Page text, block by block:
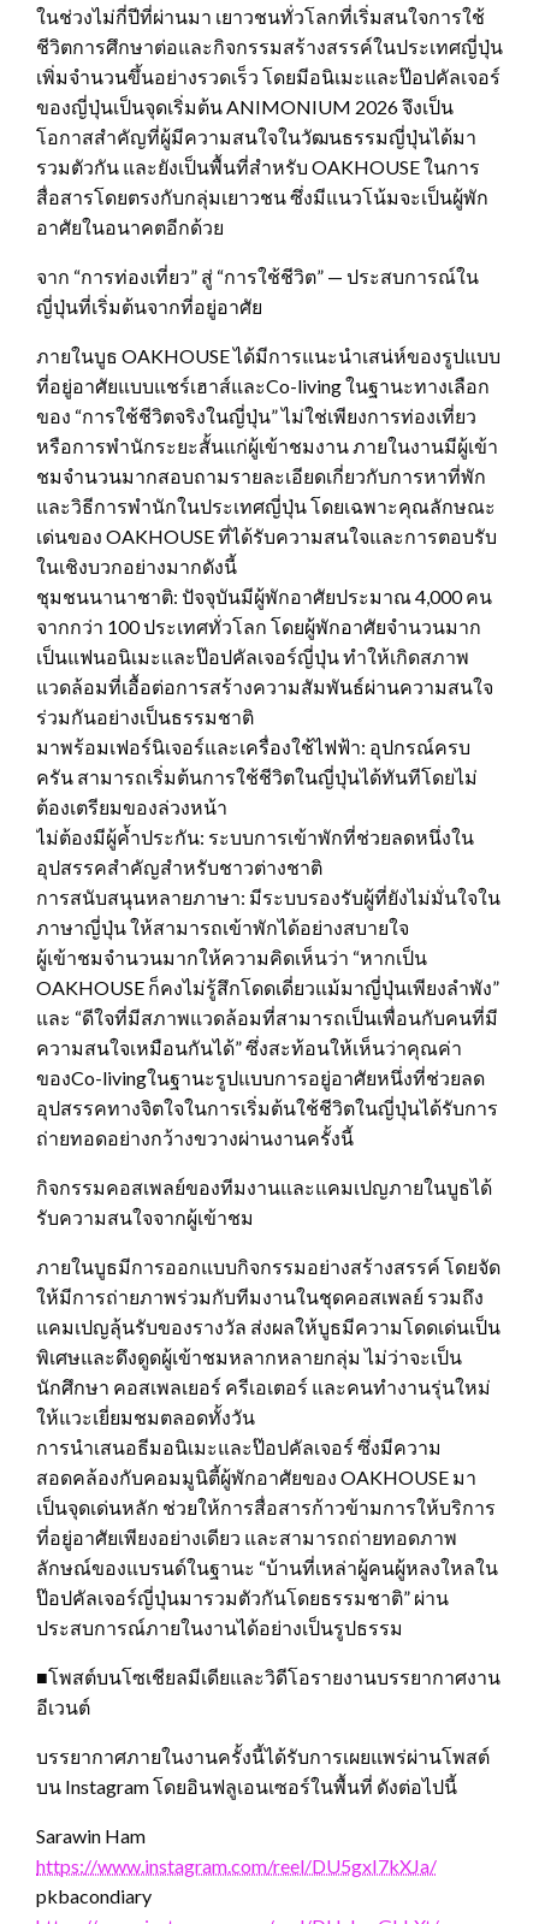
ในช่วงไม่กี่ปีที่ผ่านมา เยาวชนทั่วโลกที่เริ่มสนใจการใช้
ชีวิตการศึกษาต่อและกิจกรรมสร้างสรรค์ในประเทศญี่ปุ่น
เพิ่มจำนวนขึ้นอย่างรวดเร็ว โดยมีอนิเมะและป๊อปคัลเจอร์
ของญี่ปุ่นเป็นจุดเริ่มต้น ANIMONIUM 2026 จึงเป็น
โอกาสสำคัญที่ผู้มีความสนใจในวัฒนธรรมญี่ปุ่นได้มา
รวมตัวกัน และยังเป็นพื้นที่สำหรับ OAKHOUSE ในการ
สื่อสารโดยตรงกับกลุ่มเยาวชน ซึ่งมีแนวโน้มจะเป็นผู้พัก
อาศัยในอนาคตอีกด้วย
จาก “การท่องเที่ยว” สู่ “การใช้ชีวิต” — ประสบการณ์ใน
ญี่ปุ่นที่เริ่มต้นจากที่อยู่อาศัย
ภายในบูธ OAKHOUSE ได้มีการแนะนำเสน่ห์ของรูปแบบ
ที่อยู่อาศัยแบบแชร์เฮาส์และCo-living ในฐานะทางเลือก
ของ “การใช้ชีวิตจริงในญี่ปุ่น” ไม่ใช่เพียงการท่องเที่ยว
หรือการพำนักระยะสั้นแก่ผู้เข้าชมงาน ภายในงานมีผู้เข้า
ชมจำนวนมากสอบถามรายละเอียดเกี่ยวกับการหาที่พัก
และวิธีการพำนักในประเทศญี่ปุ่น โดยเฉพาะคุณลักษณะ
เด่นของ OAKHOUSE ที่ได้รับความสนใจและการตอบรับ
ในเชิงบวกอย่างมากดังนี้
ชุมชนนานาชาติ: ปัจจุบันมีผู้พักอาศัยประมาณ 4,000 คน
จากกว่า 100 ประเทศทั่วโลก โดยผู้พักอาศัยจำนวนมาก
เป็นแฟนอนิเมะและป๊อปคัลเจอร์ญี่ปุ่น ทำให้เกิดสภาพ
แวดล้อมที่เอื้อต่อการสร้างความสัมพันธ์ผ่านความสนใจ
ร่วมกันอย่างเป็นธรรมชาติ
มาพร้อมเฟอร์นิเจอร์และเครื่องใช้ไฟฟ้า: อุปกรณ์ครบ
ครัน สามารถเริ่มต้นการใช้ชีวิตในญี่ปุ่นได้ทันทีโดยไม่
ต้องเตรียมของล่วงหน้า
ไม่ต้องมีผู้ค้ำประกัน: ระบบการเข้าพักที่ช่วยลดหนึ่งใน
อุปสรรคสำคัญสำหรับชาวต่างชาติ
การสนับสนุนหลายภาษา: มีระบบรองรับผู้ที่ยังไม่มั่นใจใน
ภาษาญี่ปุ่น ให้สามารถเข้าพักได้อย่างสบายใจ
ผู้เข้าชมจำนวนมากให้ความคิดเห็นว่า “หากเป็น
OAKHOUSE ก็คงไม่รู้สึกโดดเดี่ยวแม้มาญี่ปุ่นเพียงลำพัง”
และ “ดีใจที่มีสภาพแวดล้อมที่สามารถเป็นเพื่อนกับคนที่มี
ความสนใจเหมือนกันได้” ซึ่งสะท้อนให้เห็นว่าคุณค่า
ของCo-livingในฐานะรูปแบบการอยู่อาศัยหนึ่งที่ช่วยลด
อุปสรรคทางจิตใจในการเริ่มต้นใช้ชีวิตในญี่ปุ่นได้รับการ
ถ่ายทอดอย่างกว้างขวางผ่านงานครั้งนี้
กิจกรรมคอสเพลย์ของทีมงานและแคมเปญภายในบูธได้
รับความสนใจจากผู้เข้าชม
ภายในบูธมีการออกแบบกิจกรรมอย่างสร้างสรรค์ โดยจัด
ให้มีการถ่ายภาพร่วมกับทีมงานในชุดคอสเพลย์ รวมถึง
แคมเปญลุ้นรับของรางวัล ส่งผลให้บูธมีความโดดเด่นเป็น
พิเศษและดึงดูดผู้เข้าชมหลากหลายกลุ่ม ไม่ว่าจะเป็น
นักศึกษา คอสเพลเยอร์ ครีเอเตอร์ และคนทำงานรุ่นใหม่
ให้แวะเยี่ยมชมตลอดทั้งวัน
การนำเสนอธีมอนิเมะและป๊อปคัลเจอร์ ซึ่งมีความ
สอดคล้องกับคอมมูนิตี้ผู้พักอาศัยของ OAKHOUSE มา
เป็นจุดเด่นหลัก ช่วยให้การสื่อสารก้าวข้ามการให้บริการ
ที่อยู่อาศัยเพียงอย่างเดียว และสามารถถ่ายทอดภาพ
ลักษณ์ของแบรนด์ในฐานะ “บ้านที่เหล่าผู้คนผู้หลงใหลใน
ป๊อปคัลเจอร์ญี่ปุ่นมารวมตัวกันโดยธรรมชาติ” ผ่าน
ประสบการณ์ภายในงานได้อย่างเป็นรูปธรรม
■โพสต์บนโซเชียลมีเดียและวิดีโอรายงานบรรยากาศงาน
อีเวนต์
บรรยากาศภายในงานครั้งนี้ได้รับการเผยแพร่ผ่านโพสต์
บน Instagram โดยอินฟลูเอนเซอร์ในพื้นที่ ดังต่อไปนี้
Sarawin Ham
https://www.instagram.com/reel/DU5gxI7kXJa/
pkbacondiary